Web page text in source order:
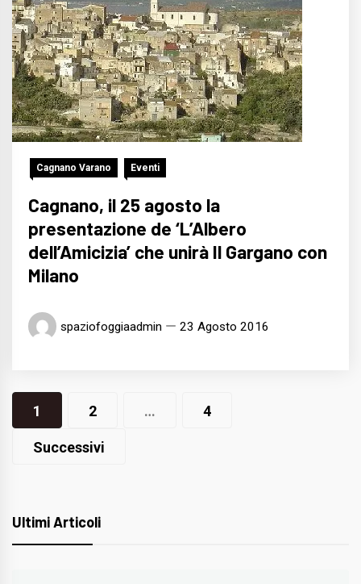
Cagnano Varano Eventi
Cagnano, il 25 agosto la
presentazione de ‘L’Albero
dell’Amicizia’ che unirà Il Gargano con
Milano
spaziofoggiaadmin 23 Agosto 2016
Navigazione
articoli
1 2 … 4
Successivi
Ultimi Articoli